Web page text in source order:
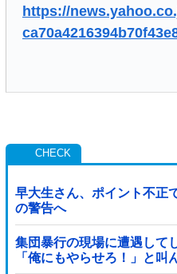
https://
早大生さん、ポイント不正
の警告へ
集団暴行の現場に遭遇して
「俺にもやらせろ！」と